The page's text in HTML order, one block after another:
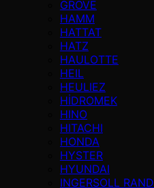
GROVE
HAMM
HATTAT
HATZ
HAULOTTE
HEIL
HEULIEZ
HİDROMEK
HINO
HITACHI
HONDA
HYSTER
HYUNDAI
INGERSOLL RAND